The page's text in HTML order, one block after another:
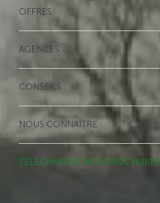
OFFRES
AGENCES
CONSEILS
NOUS CONNAÎTRE
TÉLÉCHARGER NOS BROCHURES